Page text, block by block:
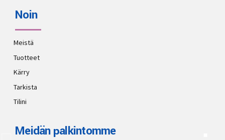
Noin
Meistä
Tuotteet
Kärry
Tarkista
Tilini
Meidän palkintomme